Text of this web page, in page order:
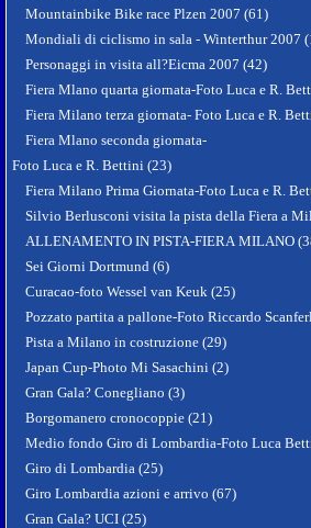
Mountainbike Bike race Plzen 2007 (61)
Mondiali di ciclismo in sala - Winterthur 2007
Personaggi in visita all?Eicma 2007 (42)
Fiera Mlano quarta giornata-Foto Luca e R.
Fiera Milano terza giornata- Foto Luca e R.
Fiera Mlano seconda giornata-
Foto Luca e R. Bettini (23)
Fiera Milano Prima Giornata-Foto Luca e R.
Silvio Berlusconi visita la pista della Fiera a
ALLENAMENTO IN PISTA-FIERA MILANO
Sei Giorni Dortmund (6)
Curacao-foto Wessel van Keuk (25)
Pozzato partita a pallone-Foto Riccardo
Pista a Milano in costruzione (29)
Japan Cup-Photo Mi Sasachini (2)
Gran Gala? Conegliano (3)
Borgomanero cronocoppie (21)
Medio fondo Giro di Lombardia-Foto Luca
Giro di Lombardia (25)
Giro Lombardia azioni e arrivo (67)
Gran Gala? UCI (25)